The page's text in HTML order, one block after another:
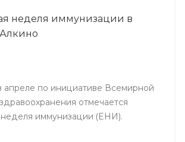
неделя иммунизации в
апреле по инициативе Всемирной
отмечается
неделя иммунизации (ЕНИ).